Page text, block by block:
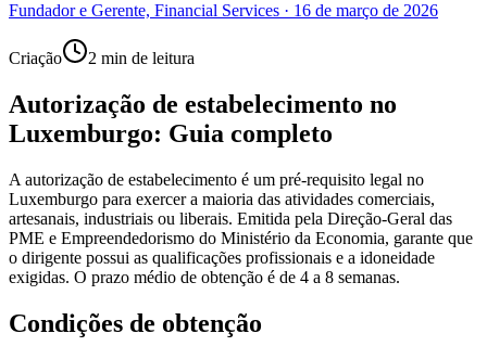
Fundador e Gerente, Financial Services · 16 de março de 2026
Criação 2 min de leitura
Autorização de estabelecimento no
Luxemburgo: Guia completo
A autorização de estabelecimento é um pré-requisito legal no
Luxemburgo para exercer a maioria das atividades comerciais,
artesanais, industriais ou liberais. Emitida pela Direção-Geral das
PME e Empreendedorismo do Ministério da Economia, garante que
o dirigente possui as qualificações profissionais e a idoneidade
exigidas. O prazo médio de obtenção é de 4 a 8 semanas.
Condições de obtenção